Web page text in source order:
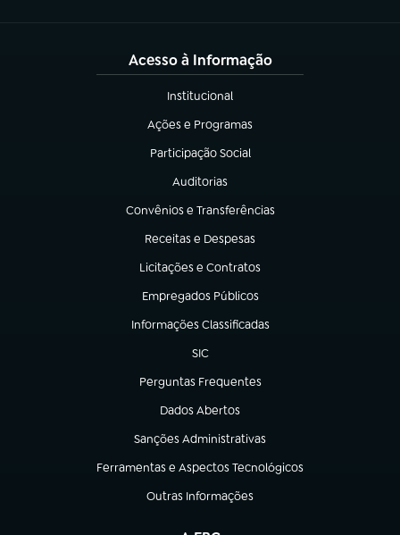
Acesso à Informação
Institucional
(abre em nova aba)
Ações e Programas
(abre em nova aba)
Participação Social
(abre em nova aba)
Auditorias
(abre em nova aba)
Convênios e Transferências
(abre em nova aba)
Receitas e Despesas
(abre em nova aba)
Licitações e Contratos
(abre em nova aba)
Empregados Públicos
(abre em nova aba)
Informações Classificadas
(abre em nova aba)
SIC
(abre em nova aba)
Perguntas Frequentes
(abre em nova aba)
Dados Abertos
(abre em nova aba)
Sanções Administrativas
(abre em nova aba)
Ferramentas e Aspectos Tecnológicos
(abre em nova aba)
Outras Informações
(abre em nova aba)